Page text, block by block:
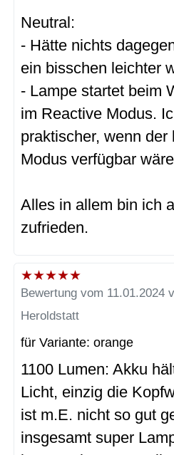
Neutral:
- Hätte nichts
ein bisschen leichter
- Lampe startet beim
im Reactive Modus.
praktischer, wenn der
Modus verfügbar
Alles in allem bin ich
zufrieden.
★★★★★
Bewertung vom 11.01.2024
Heroldstatt
für Variante: orange
1100 Lumen: Akku
Licht, einzig die
ist m.E. nicht so gut
insgesamt super